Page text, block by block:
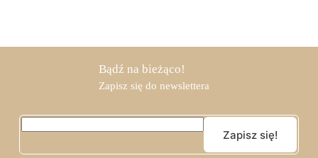
Bądź na bieżąco!
Zapisz się do newslettera